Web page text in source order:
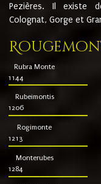
Pezières. Il existe
Colognat, Gorge et
Rubra Monte
1144
Rubeimontis
1206
Rogimonte
1213
Monterubes
1284